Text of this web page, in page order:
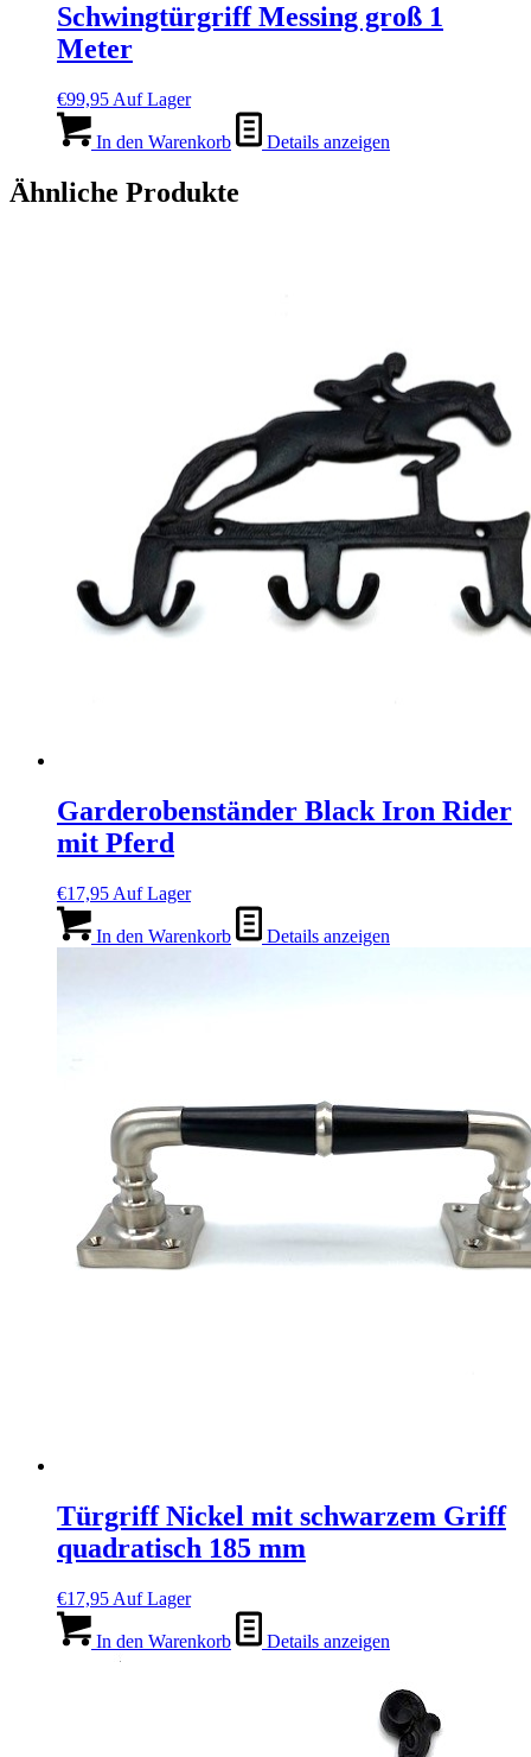
Schwingtürgriff Messing groß 1
Meter
€99,95 Auf Lager
In den Warenkorb Details anzeigen
Ähnliche Produkte
Garderobenständer Black Iron Rider
mit Pferd
€17,95 Auf Lager
In den Warenkorb Details anzeigen
Türgriff Nickel mit schwarzem Griff
quadratisch 185 mm
€17,95 Auf Lager
In den Warenkorb Details anzeigen